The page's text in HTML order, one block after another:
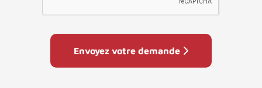
Envoyez votre demande